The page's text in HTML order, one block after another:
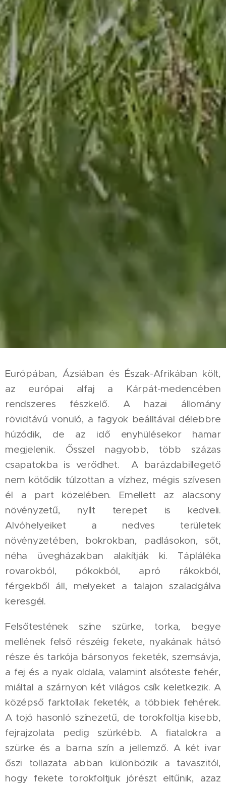
Európában, Ázsiában és Észak-Afrikában költ,
az európai alfaj a Kárpát-medencében
rendszeres fészkelő. A hazai állomány
rövidtávú vonuló, a fagyok beálltával délebbre
húzódik, de az idő enyhülésekor hamar
megjelenik. Ősszel nagyobb, több százas
csapatokba is verődhet. A barázdabillegető
nem kötődik túlzottan a vízhez, mégis szívesen
él a part közelében. Emellett az alacsony
növényzetű, nyílt terepet is kedveli.
Alvóhelyeiket a nedves területek
növényzetében, bokrokban, padlásokon, sőt,
néha üvegházakban alakítják ki. Tápláléka
rovarokból, pókokból, apró rákokból,
férgekből áll, melyeket a talajon szaladgálva
keresgél.
Felsőtestének színe szürke, torka, begye
mellének felső részéig fekete, nyakának hátsó
része és tarkója bársonyos feketék, szemsávja,
a fej és a nyak oldala, valamint alsóteste fehér,
miáltal a szárnyon két világos csík keletkezik. A
középső farktollak feketék, a többiek fehérek.
A tojó hasonló színezetű, de torokfoltja kisebb,
fejrajzolata pedig szürkébb. A fiatalokra a
szürke és a barna szín a jellemző. A két ivar
őszi tollazata abban különbözik a tavaszitól,
hogy fekete torokfoltjuk jórészt eltűnik, azaz